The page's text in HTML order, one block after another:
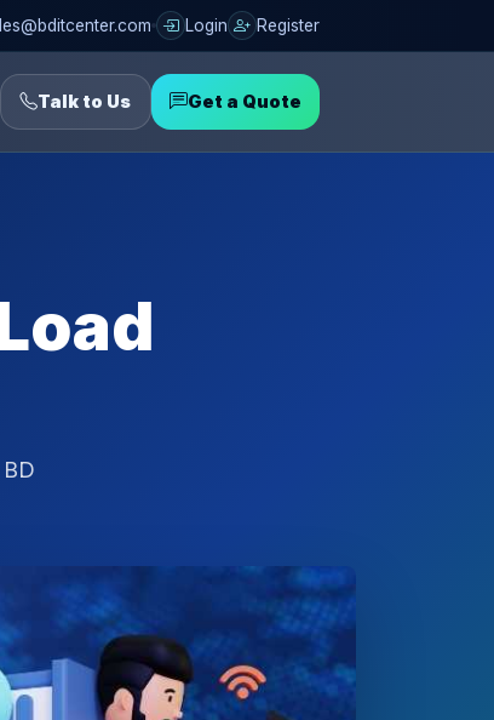
Login Register
Talk to Us Get a Quote